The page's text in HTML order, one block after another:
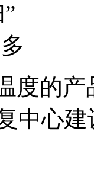
度的
中心